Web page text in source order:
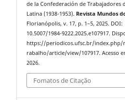
de la Confederación de Trabajadores
Latina (1938-1953). Revista Mundos
Florianópolis, v. 17, p. 1–5, 2025. DOI:
10.5007/1984-9222.2025.e107917.
https://periodicos.ufsc.br/index.php/
rabalho/article/view/107917. Acesso
2026.
Fomatos de Citação